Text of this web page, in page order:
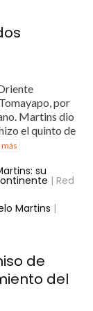
por
Martins dio
el quinto de
más
su
| Red
Martins |
de
del